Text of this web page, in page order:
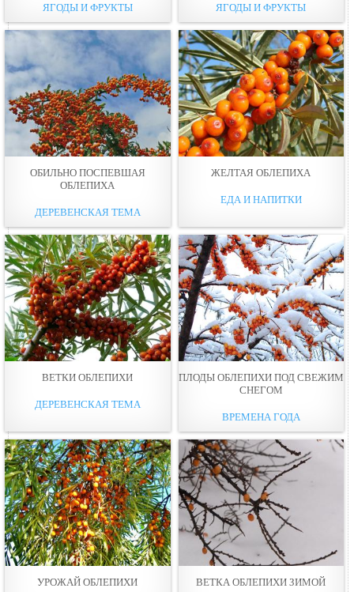
ЯГОДЫ И ФРУКТЫ ЯГОДЫ И ФРУКТЫ
ОБИЛЬНО ПОСПЕВШАЯ
ОБЛЕПИХА
ДЕРЕВЕНСКАЯ ТЕМА
ЖЕЛТАЯ ОБЛЕПИХА
ЕДА И НАПИТКИ
ВЕТКИ ОБЛЕПИХИ
ДЕРЕВЕНСКАЯ ТЕМА
ПЛОДЫ ОБЛЕПИХИ ПОД СВЕЖИМ
СНЕГОМ
ВРЕМЕНА ГОДА
УРОЖАЙ ОБЛЕПИХИ ВЕТКА ОБЛЕПИХИ ЗИМОЙ